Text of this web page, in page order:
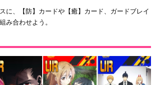
に、【防】カードや【癒】カード、ガードブレイ
み合わせよう。